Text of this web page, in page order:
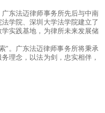
东法迈律师事务所先后与中南
学院、深圳大学法学院建立了
实践基地，为律所未来发展储
”。广东法迈律师事务所将秉承
理念，以法为剑，忠实相伴，